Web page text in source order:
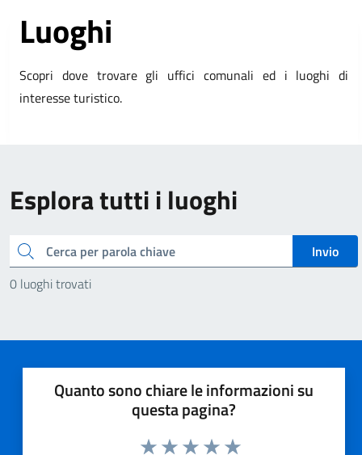
Luoghi
Scopri dove trovare gli uffici comunali ed i luoghi di
interesse turistico.
Esplora tutti i luoghi
Cerca
Invio
0 luoghi trovati
Quanto sono chiare le informazioni su
questa pagina?